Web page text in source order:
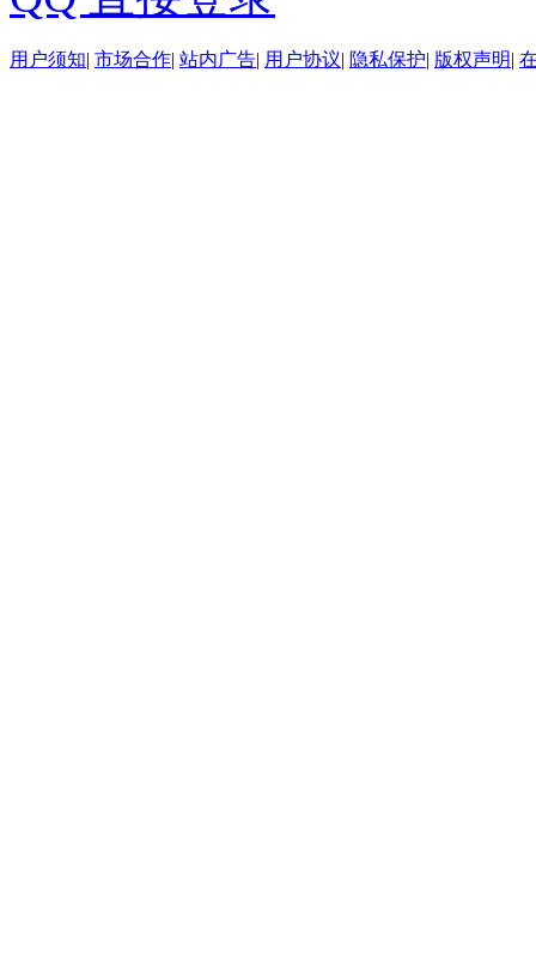
用户须知| 市场合作| 站内广告| 用户协议| 隐私保护| 版权声明|